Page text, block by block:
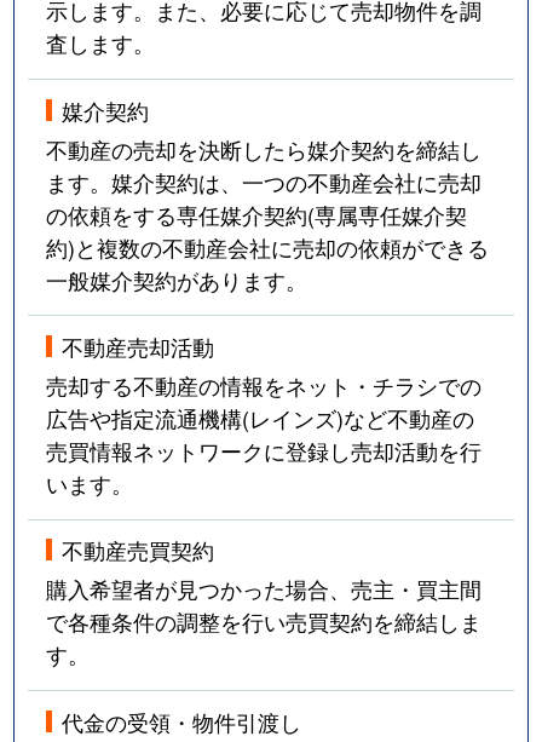
示します。また、必要に応じて売却物件を調
査します。
媒介契約
不動産の売却を決断したら媒介契約を締結し
ます。媒介契約は、一つの不動産会社に売却
の依頼をする専任媒介契約(専属専任媒介契
約)と複数の不動産会社に売却の依頼ができる
一般媒介契約があります。
不動産売却活動
売却する不動産の情報をネット・チラシでの
広告や指定流通機構(レインズ)など不動産の
売買情報ネットワークに登録し売却活動を行
います。
不動産売買契約
購入希望者が見つかった場合、売主・買主間
で各種条件の調整を行い売買契約を締結しま
す。
代金の受領・物件引渡し